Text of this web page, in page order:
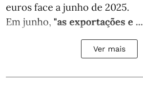
euros face a junho de 2025.
Em junho, "as exportações e ...
Ver mais